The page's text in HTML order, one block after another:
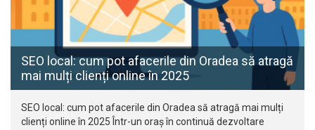
SEO local: cum pot afacerile din Oradea să atragă
mai mulți clienți online în 2025
SEO local: cum pot afacerile din Oradea să atragă mai mulți
clienți online în 2025 Într-un oraș în continuă dezvoltare